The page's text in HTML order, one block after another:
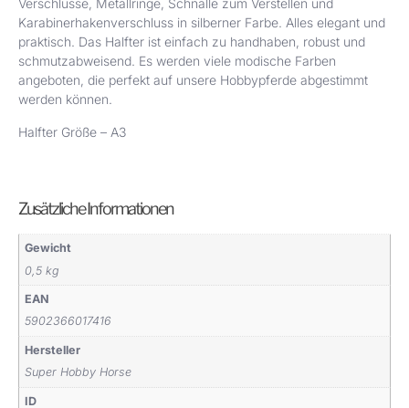
Verschlüsse, Metallringe, Schnalle zum Verstellen und
Karabinerhakenverschluss in silberner Farbe. Alles elegant und
praktisch. Das Halfter ist einfach zu handhaben, robust und
schmutzabweisend. Es werden viele modische Farben
angeboten, die perfekt auf unsere Hobbypferde abgestimmt
werden können.
Halfter Größe – A3
Zusätzliche Informationen
Gewicht
0,5 kg
EAN
5902366017416
Hersteller
Super Hobby Horse
ID